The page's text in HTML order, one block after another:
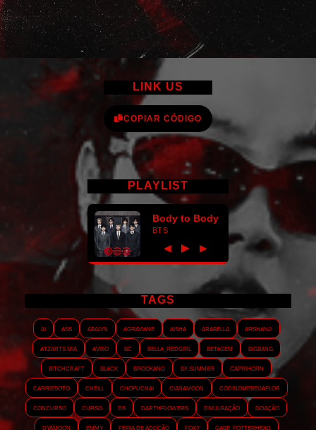
LINK US
COPIAR CÓDIGO
PLAYLIST
Body to Body
BTS
◀ ► ▶
TAGS
AI ASS Abalyn Agraviane Aisha Arabella
Arshanji
Atzarts Mia
Aviso BC Bella_RedGirl Betagem
Bigbang
Bitchcraft
Black Brookang By.summer
Caprihorn
Carriesoto
Cheill Chopuchai Cianamoon
Codinomebeijaflor
Concurso
Curso DS Darthflowers Divulgação
Doação
Dyamoon
Emmy Feira de adoção Foxy Gabe_Potterhead